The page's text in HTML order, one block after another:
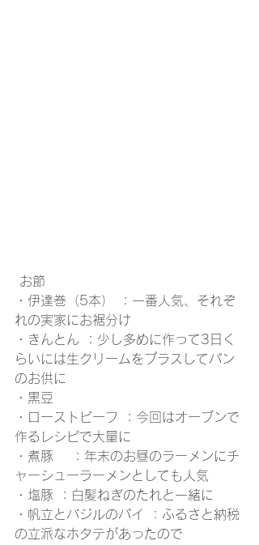
お節
・伊達巻（5本） ：一番人気、それぞ
れの実家にお裾分け
・きんとん ：少し多めに作って3日く
らいには生クリームをプラスしてパン
のお供に
・黒豆
・ローストビーフ ：今回はオーブンで
作るレシピで大量に
・煮豚 　：年末のお昼のラーメンにチ
ャーシューラーメンとしても人気
・塩豚 ：白髪ねぎのたれと一緒に
・帆立とバジルのパイ ：ふるさと納税
の立派なホタテがあったので